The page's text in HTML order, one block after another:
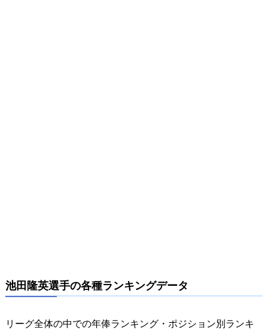
池田隆英選手の各種ランキングデータ
リーグ全体の中での年俸ランキング・ポジション別ランキ